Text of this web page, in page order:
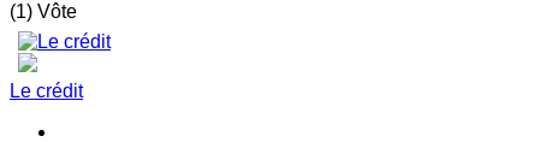
(1) Vôte
Le crédit